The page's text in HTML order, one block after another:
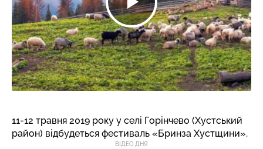
11-12 травня 2019 року у селі Горінчево (Хустський
район) відбудеться фестиваль «Бринза Хустщини».
ВІДЕО ДНЯ